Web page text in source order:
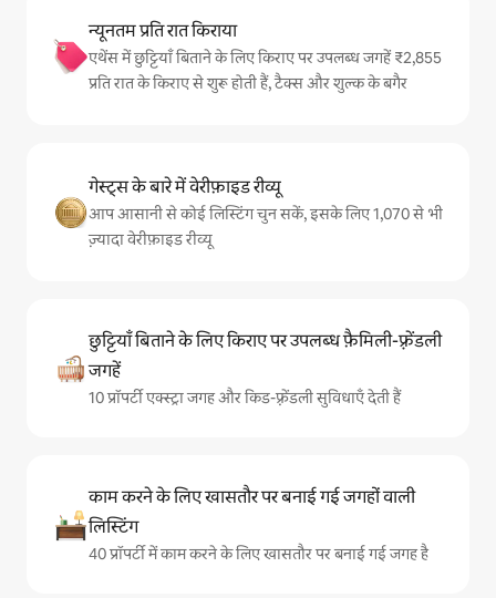
न्यूनतम प्रति रात किराया
एथेंस में छुट्टियाँ बिताने के लिए किराए पर उपलब्ध जगहें ₹2,855
प्रति रात के किराए से शुरू होती हैं, टैक्स और शुल्क के बगैर
गेस्ट्स के बारे में वेरीफ़ाइड रीव्यू
आप आसानी से कोई लिस्टिंग चुन सकें, इसके लिए 1,070 से भी
ज़्यादा वेरीफ़ाइड रीव्यू
छुट्टियाँ बिताने के लिए किराए पर उपलब्ध फ़ैमिली-फ़्रेंडली
जगहें
10 प्रॉपर्टी एक्स्ट्रा जगह और किड-फ़्रेंडली सुविधाएँ देती हैं
काम करने के लिए खासतौर पर बनाई गई जगहों वाली
लिस्टिंग
40 प्रॉपर्टी में काम करने के लिए खासतौर पर बनाई गई जगह है